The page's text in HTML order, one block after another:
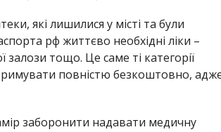
повністю безкоштовно, адже
заборонити надавати медичну
Вже зараз людям, які не мають
аби змусити їх отримати паспорт